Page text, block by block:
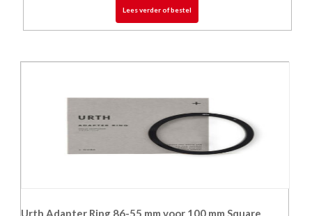
Lees verder of bestel
Urth Adapter Ring 86-55 mm voor 100 mm Square